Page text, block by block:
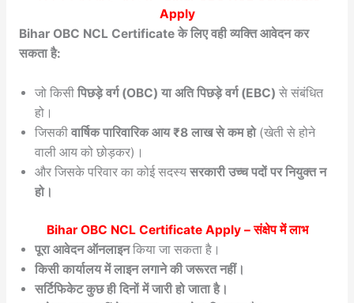
Apply
Bihar OBC NCL Certificate के लिए वही व्यक्ति आवेदन कर
सकता है:
जो किसी पिछड़े वर्ग (OBC) या अति पिछड़े वर्ग (EBC) से संबंधित
हो।
जिसकी वार्षिक पारिवारिक आय ₹8 लाख से कम हो(खेती से होने
वाली आय को छोड़कर)।
और जिसके परिवार का कोई सदस्य सरकारी उच्च पदों पर नियुक्त न
हो।
Bihar OBC NCL Certificate Apply– संक्षेप में लाभ
पूरा आवेदन ऑनलाइनकिया जा सकता है।
किसी कार्यालय में लाइन लगाने की जरूरत नहीं।
सर्टिफिकेट कुछ ही दिनों में जारी हो जाता है।